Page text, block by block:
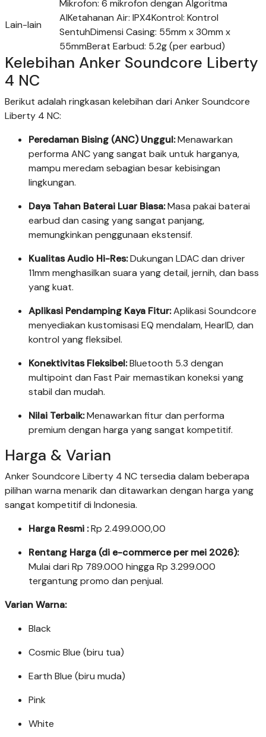
Lain-lain
Mikrofon: 6 mikrofon dengan Algoritma
AIKetahanan Air: IPX4Kontrol: Kontrol
SentuhDimensi Casing: 55mm x 30mm x
55mmBerat Earbud: 5.2g (per earbud)
Kelebihan Anker Soundcore Liberty
4 NC
Berikut adalah ringkasan kelebihan dari Anker Soundcore
Liberty 4 NC:
Peredaman Bising (ANC) Unggul:Menawarkan
performa ANC yang sangat baik untuk harganya,
mampu meredam sebagian besar kebisingan
lingkungan.
Daya Tahan Baterai Luar Biasa:Masa pakai baterai
earbud dan casing yang sangat panjang,
memungkinkan penggunaan ekstensif.
Kualitas Audio Hi-Res:Dukungan LDAC dan driver
11mm menghasilkan suara yang detail, jernih, dan bass
yang kuat.
Aplikasi Pendamping Kaya Fitur:Aplikasi Soundcore
menyediakan kustomisasi EQ mendalam, HearID, dan
kontrol yang fleksibel.
Konektivitas Fleksibel:Bluetooth 5.3 dengan
multipoint dan Fast Pair memastikan koneksi yang
stabil dan mudah.
Nilai Terbaik:Menawarkan fitur dan performa
premium dengan harga yang sangat kompetitif.
Harga & Varian
Anker Soundcore Liberty 4 NC tersedia dalam beberapa
pilihan warna menarik dan ditawarkan dengan harga yang
sangat kompetitif di Indonesia.
Harga Resmi :Rp 2.499.000,00
Rentang Harga (di e-commerce per mei 2026):
Mulai dari Rp 789.000 hingga Rp 3.299.000
tergantung promo dan penjual.
Varian Warna:
Black
Cosmic Blue (biru tua)
Earth Blue (biru muda)
Pink
White